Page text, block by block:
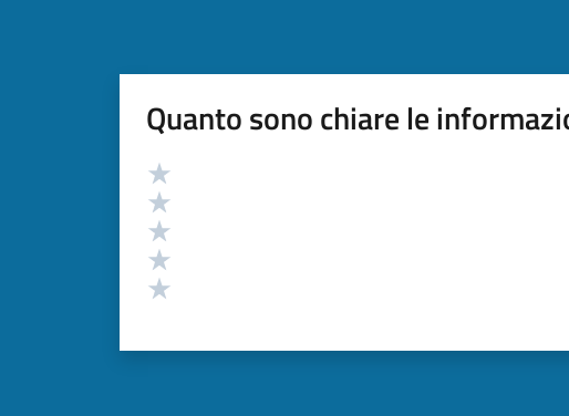
Quanto sono chiare le
Valutazione